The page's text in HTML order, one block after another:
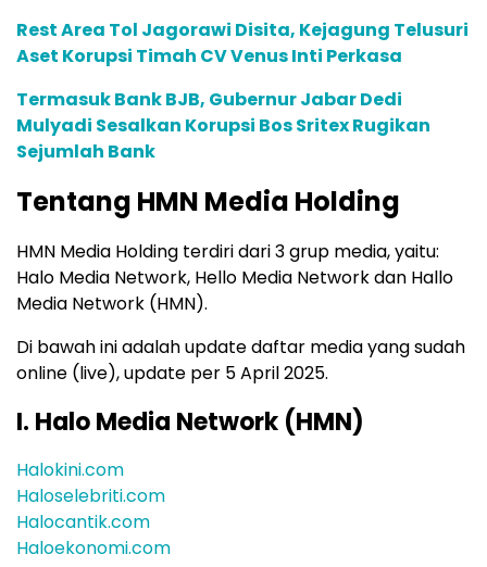
Rest Area Tol Jagorawi Disita, Kejagung Telusuri
Aset Korupsi Timah CV Venus Inti Perkasa
Termasuk Bank BJB, Gubernur Jabar Dedi
Mulyadi Sesalkan Korupsi Bos Sritex Rugikan
Sejumlah Bank
Tentang HMN Media Holding
HMN Media Holding terdiri dari 3 grup media, yaitu:
Halo Media Network, Hello Media Network dan Hallo
Media Network (HMN).
Di bawah ini adalah update daftar media yang sudah
online (live), update per 5 April 2025.
I. Halo Media Network (HMN)
Halokini.com
Haloselebriti.com
Halocantik.com
Haloekonomi.com